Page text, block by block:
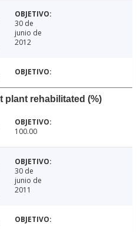
30 de
junio de
2012
plant rehabilitated (%)
100.00
30 de
junio de
2011